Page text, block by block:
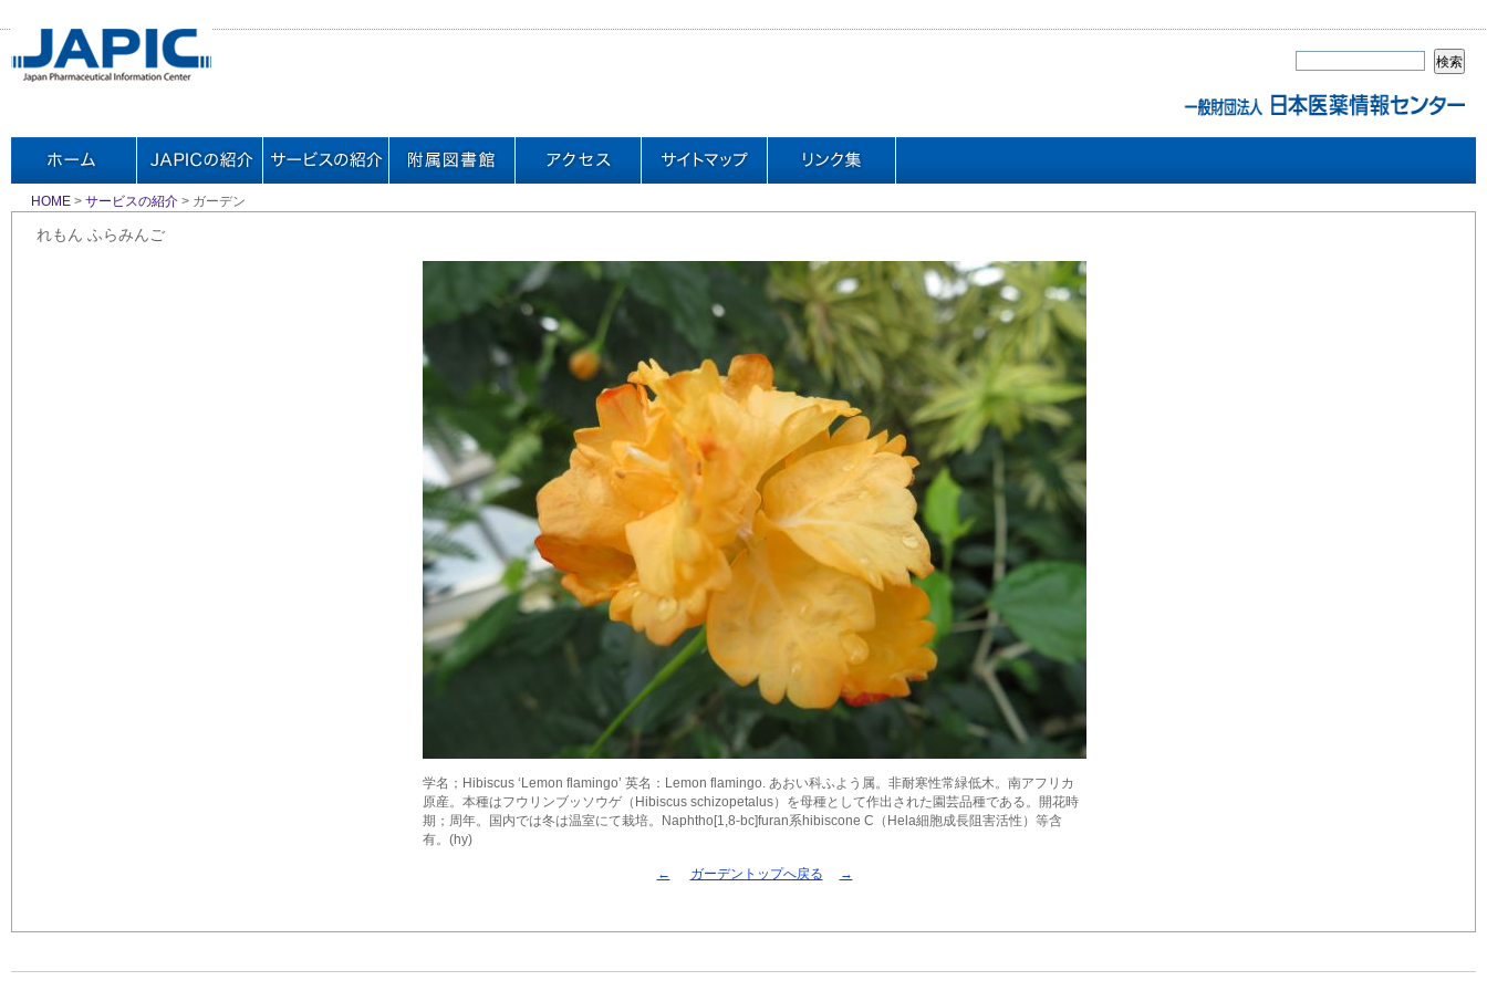
HOME > サービスの紹介 > ガーデン
れもん ふらみんご
学名；Hibiscus ‘Lemon flamingo’ 英名：Lemon flamingo. あおい科ふよう属。非耐寒性常緑低木。南アフリカ
原産。本種はフウリンブッソウゲ（Hibiscus schizopetalus）を母種として作出された園芸品種である。開花時
期；周年。国内では冬は温室にて栽培。Naphtho[1,8-bc]furan系hibiscone C（Hela細胞成長阻害活性）等含
有。(hy)
← ガーデントップへ戻る →